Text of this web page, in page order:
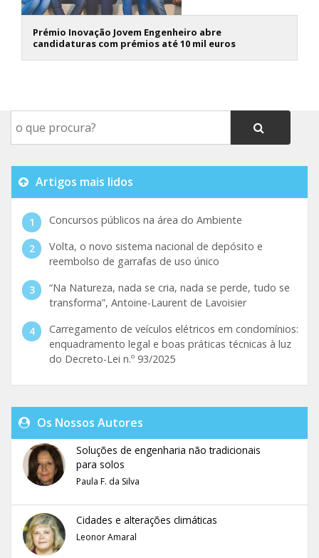
Prémio Inovação Jovem Engenheiro abre
candidaturas com prémios até 10 mil euros
Artigos mais lidos
Concursos públicos na área do Ambiente
Volta, o novo sistema nacional de depósito e
reembolso de garrafas de uso único
“Na Natureza, nada se cria, nada se perde, tudo se
transforma”, Antoine-Laurent de Lavoisier
Carregamento de veículos elétricos em condomínios:
enquadramento legal e boas práticas técnicas à luz
do Decreto-Lei n.º 93/2025
Os Nossos Autores
Soluções de engenharia não tradicionais
para solos
Paula F. da Silva
Cidades e alterações climáticas
Leonor Amaral